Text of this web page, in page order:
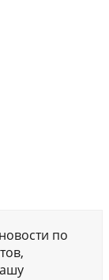
по